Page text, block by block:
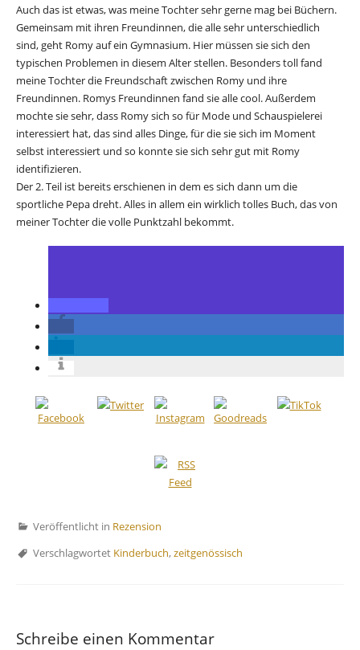
Auch das ist etwas, was meine Tochter sehr gerne mag bei Büchern.
Gemeinsam mit ihren Freundinnen, die alle sehr unterschiedlich
sind, geht Romy auf ein Gymnasium. Hier müssen sie sich den
typischen Problemen in diesem Alter stellen. Besonders toll fand
meine Tochter die Freundschaft zwischen Romy und ihre
Freundinnen. Romys Freundinnen fand sie alle cool. Außerdem
mochte sie sehr, dass Romy sich so für Mode und Schauspielerei
interessiert hat, das sind alles Dinge, für die sie sich im Moment
selbst interessiert und so konnte sie sich sehr gut mit Romy
identifizieren.
Der 2. Teil ist bereits erschienen in dem es sich dann um die
sportliche Pepa dreht. Alles in allem ein wirklich tolles Buch, das von
meiner Tochter die volle Punktzahl bekommt.
Veröffentlicht in Rezension
Verschlagwortet Kinderbuch,zeitgenössisch
Schreibe einen Kommentar